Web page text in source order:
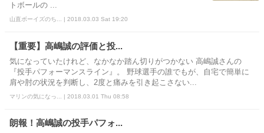
トボールの ...
山直ボーイズのち... | 2018.03.03 Sat 19:20
【重要】高嶋誠の評価と投...
気になっていたけれど、なかなか踏ん切りがつかない 高嶋誠さんの
『投手パフォーマンスライン』。 野球選手の誰でもが、自宅で簡単に
肩や肘の状況を判断し、2度と痛みを引き起こさない...
マリンの気になっ... | 2018.03.01 Thu 08:58
朗報！高嶋誠の投手パフォ...